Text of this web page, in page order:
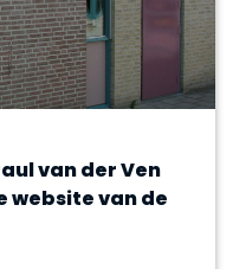
van der Ven
website van de